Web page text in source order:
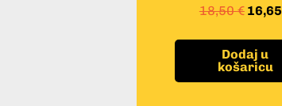
18,50€ 16,65
Dodaj u
košaricu